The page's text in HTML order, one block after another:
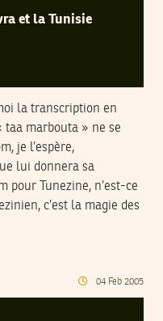
et la Tunisie
la transcription en
marbouta » ne se
je l’espère,
lui donnera sa
pour Tunezine, n’est-ce
c’est la magie des
04 Feb 2005